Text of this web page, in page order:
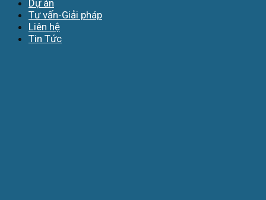
Dự án
Tư vấn-Giải pháp
Liên hệ
Tin Tức